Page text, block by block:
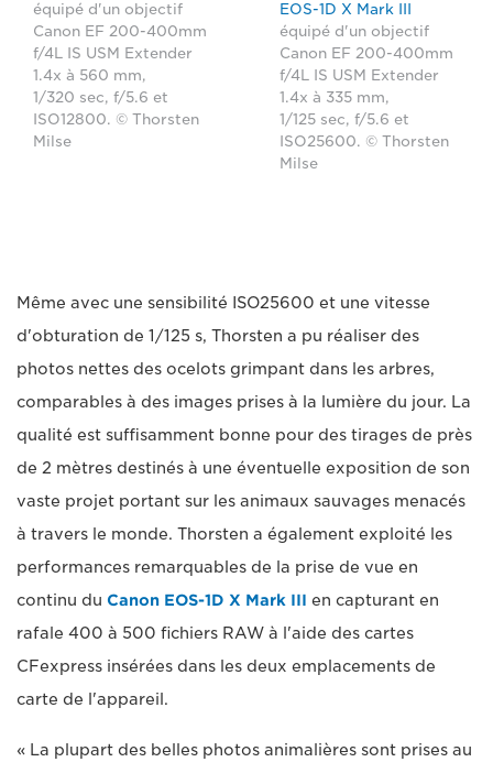
équipé d'un objectif
Canon EF 200-400mm
f/4L IS USM Extender
1.4x à 560 mm,
1/320 sec, f/5.6 et
ISO12800. © Thorsten
Milse
EOS-1D X Mark III
équipé d'un objectif
Canon EF 200-400mm
f/4L IS USM Extender
1.4x à 335 mm,
1/125 sec, f/5.6 et
ISO25600. © Thorsten
Milse
Même avec une sensibilité ISO25600 et une vitesse
d'obturation de 1/125 s, Thorsten a pu réaliser des
photos nettes des ocelots grimpant dans les arbres,
comparables à des images prises à la lumière du jour. La
qualité est suffisamment bonne pour des tirages de près
de 2 mètres destinés à une éventuelle exposition de son
vaste projet portant sur les animaux sauvages menacés
à travers le monde. Thorsten a également exploité les
performances remarquables de la prise de vue en
continu du Canon EOS-1D X Mark III en capturant en
rafale 400 à 500 fichiers RAW à l'aide des cartes
CFexpress insérées dans les deux emplacements de
carte de l'appareil.
« La plupart des belles photos animalières sont prises au